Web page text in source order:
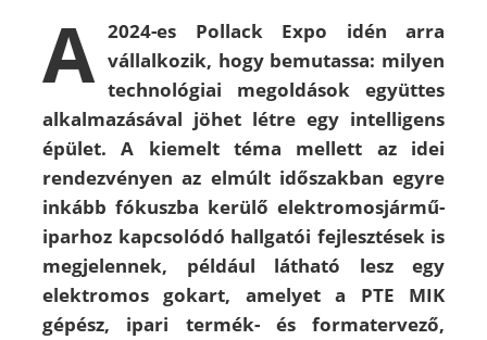
A 2024-es Pollack Expo idén arra
vállalkozik, hogy bemutassa: milyen
technológiai megoldások együttes
alkalmazásával jöhet létre egy intelligens
épület. A kiemelt téma mellett az idei
rendezvényen az elmúlt időszakban egyre
inkább fókuszba kerülő elektromosjármű-
iparhoz kapcsolódó hallgatói fejlesztések is
megjelennek, például látható lesz egy
elektromos gokart, amelyet a PTE MIK
gépész, ipari termék- és formatervező,